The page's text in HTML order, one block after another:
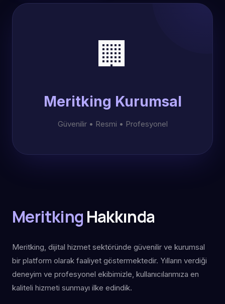
🏢
Meritking Kurumsal
Güvenilir • Resmi • Profesyonel
Meritking Hakkında
Meritking, dijital hizmet sektöründe güvenilir ve kurumsal
bir platform olarak faaliyet göstermektedir. Yılların verdiği
deneyim ve profesyonel ekibimizle, kullanıcılarımıza en
kaliteli hizmeti sunmayı ilke edindik.